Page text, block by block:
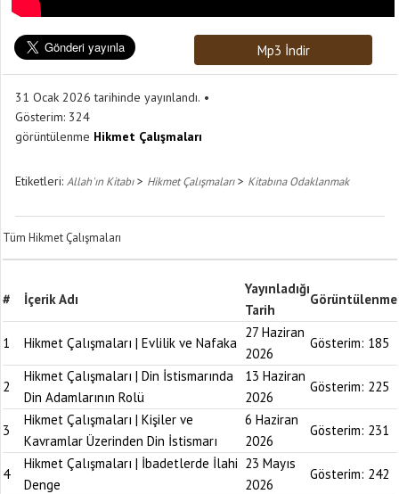
Mp3 İndir
31 Ocak 2026 tarihinde yayınlandı.
Gösterim: 324
görüntülenme Hikmet Çalışmaları
Etiketleri: Allah'ın Kitabı> Hikmet Çalışmaları> Kitabına Odaklanmak
Tüm Hikmet Çalışmaları
# İçerik Adı
Yayınladığı
Tarih
Görüntülenme
1 Hikmet Çalışmaları | Evlilik ve Nafaka
27 Haziran
2026
Gösterim: 185
2
Hikmet Çalışmaları | Din İstismarında
Din Adamlarının Rolü
13 Haziran
2026
Gösterim: 225
3
Hikmet Çalışmaları | Kişiler ve
Kavramlar Üzerinden Din İstismarı
6 Haziran
2026
Gösterim: 231
4
Hikmet Çalışmaları | İbadetlerde İlahi
Denge
23 Mayıs
2026
Gösterim: 242